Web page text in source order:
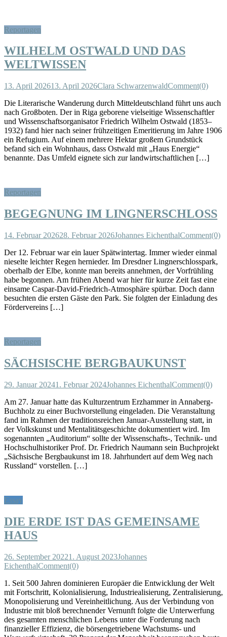
Reportagen
WILHELM OSTWALD UND DAS
WELTWISSEN
13. April 202613. April 2026Clara SchwarzenwaldComment(0)
Die Literarische Wanderung durch Mitteldeutschland führt uns auch
nach Großboten. Der in Riga geborene vielseitige Wissenschaftler
und Wissenschaftsorganisator Friedrich Wilhelm Ostwald (1853–
1932) fand hier nach seiner frühzeitigen Emeritierung im Jahre 1906
ein Refugium. Auf einem mehrere Hektar großem Grundstück
befand sich ein Wohnhaus, dass Ostwald mit „Haus Energie“
benannte. Das Umfeld eignete sich zur landwirtschaftlichen […]
Reportagen
BEGEGNUNG IM LINGNERSCHLOSS
14. Februar 202628. Februar 2026Johannes EichenthalComment(0)
Der 12. Februar war ein lauer Spätwintertag. Immer wieder einmal
nieselte leichter Regen hernieder. Im Dresdner Lingnerschlosspark,
oberhalb der Elbe, konnte man bereits annehmen, der Vorfrühling
habe begonnen. Am frühen Abend war hier für kurze Zeit fast eine
einsame Caspar-David-Friedrich-Atmosphäre spürbar. Doch dann
besuchten die ersten Gäste den Park. Sie folgten der Einladung des
Fördervereins […]
Reportagen
SÄCHSISCHE BERGBAUKUNST
29. Januar 20241. Februar 2024Johannes EichenthalComment(0)
Am 27. Januar hatte das Kulturzentrum Erzhammer in Annaberg-
Buchholz zu einer Buchvorstellung eingeladen. Die Veranstaltung
fand im Rahmen der traditionsreichen Januar-Ausstellung statt, in
der Volkskunst und Mentalitätsgeschichte dokumentiert wird. Im
sogenannten „Auditorium“ sollte der Wissenschafts-, Technik- und
Hochschulhistoriker Prof. Dr. Friedrich Naumann sein Buchprojekt
„Sächsische Bergbaukunst im 18. Jahrhundert auf dem Weg nach
Russland“ vorstellen. […]
Essay
DIE ERDE IST DAS GEMEINSAME
HAUS
26. September 20221. August 2023Johannes
EichenthalComment(0)
1. Seit 500 Jahren dominieren Europäer die Entwicklung der Welt
mit Fortschritt, Kolonialisierung, Industriealisierung, Zentralisierung,
Monopolisierung und Vereinheitlichung. Aus der Verbindung von
Industrie mit bloß berechnender Vernunft folgte die Unterwerfung
des gesamten menschlichen Lebens unter die Forderung nach
finanzieller Effizienz, die börsengetriebene Wachstums- und